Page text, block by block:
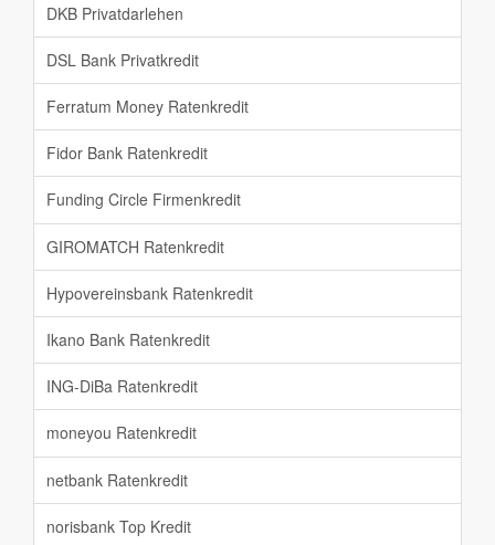
DKB Privatdarlehen
DSL Bank Privatkredit
Ferratum Money Ratenkredit
Fidor Bank Ratenkredit
Funding Circle Firmenkredit
GIROMATCH Ratenkredit
Hypovereinsbank Ratenkredit
Ikano Bank Ratenkredit
ING-DiBa Ratenkredit
moneyou Ratenkredit
netbank Ratenkredit
norisbank Top Kredit